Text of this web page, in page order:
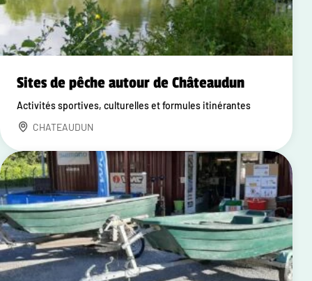
Sites de pêche autour de Châteaudun
Activités sportives, culturelles et formules itinérantes
CHATEAUDUN